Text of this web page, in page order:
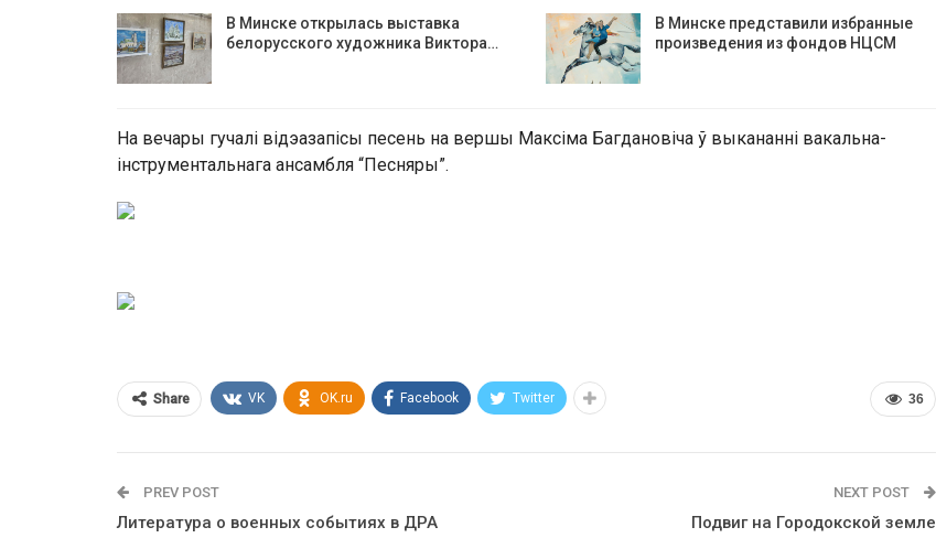
В Минске открылась выставка
белорусского художника Виктора…
В Минске представили избранные
произведения из фондов НЦСМ
На вечары гучалі відэазапісы песень на вершы Максіма Багдановіча ў выкананні вакальна-
інструментальнага ансамбля “Песняры”.
36
Share VK OK.ru Facebook Twitter
PREV POST
Литература о военных событиях в ДРА
NEXT POST
Подвиг на Городокской земле